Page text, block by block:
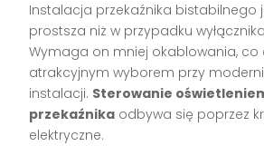
Instalacja przekaźnika bistabilnego
prostsza niż w przypadku
Wymaga on mniej okablowania, co
atrakcyjnym wyborem przy
instalacji. Sterowanie
przekaźnika odbywa się poprzez
elektryczne.